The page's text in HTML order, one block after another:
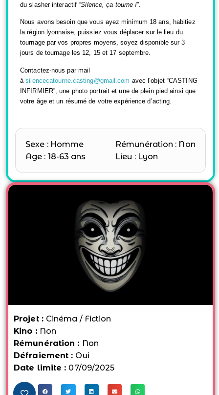
du slasher interactif “Silence, ça tourne !”.
Nous avons besoin que vous ayez minimum 18 ans, habitiez
la région lyonnaise, puissiez vous déplacer sur le lieu du
tournage par vos propres moyens, soyez disponible sur 3
jours de tournage les 12, 15 et 17 septembre.
Contactez-nous par mail
àsilencecatourne.casting@gmail.com avec l’objet “CASTING
INFIRMIER”, une photo portrait et une de plein pied ainsi que
votre âge et un résumé de votre expérience d’acting.
Sexe : Homme
Age : 18-63 ans
Rémunération : Non
Lieu : Lyon
Projet : Cinéma / Fiction
Kino : Non
Rémunération : Non
Défraiement : Oui
Date limite : 07/09/2025